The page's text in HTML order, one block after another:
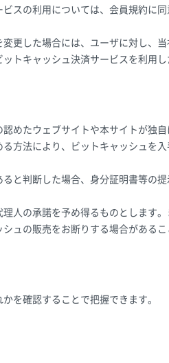
スの利用については、会員規約に
更した場合には、ユーザに対し、
トキャッシュ決済サービスを利用
めたウェブサイトや本サイトが独自
方法により、ビットキャッシュを
と判断した場合、身分証明書等の提
人の承諾を予め得るものとします
ュの販売をお断りする場合がある
を確認することで把握できます。